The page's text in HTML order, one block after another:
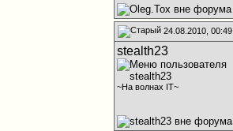
24.08.2010, 00:49
stealth23
~На волнах IT~